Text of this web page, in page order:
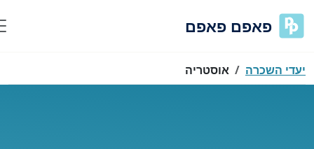
פאפם פאפם
השכרה אוסטריה